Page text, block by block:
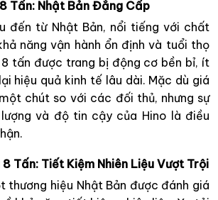
Tấn: Nhật Bản Đẳng Cấp
đến từ Nhật Bản, nổi tiếng với chất
năng vận hành ổn định và tuổi thọ
tấn được trang bị động cơ bền bỉ, ít
hiệu quả kinh tế lâu dài. Mặc dù giá
chút so với các đối thủ, nhưng sự
và độ tin cậy của Hino là điều
Tấn: Tiết Kiệm Nhiên Liệu Vượt Trội
thương hiệu Nhật Bản được đánh giá